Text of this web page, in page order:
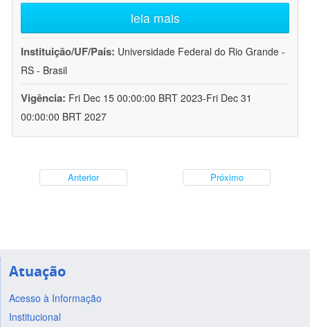
leia mais
Instituição/UF/País: Universidade Federal do Rio Grande -
RS - Brasil
Vigência: Fri Dec 15 00:00:00 BRT 2023-Fri Dec 31
00:00:00 BRT 2027
Anterior Próximo
Atuação
Acesso à Informação
Institucional